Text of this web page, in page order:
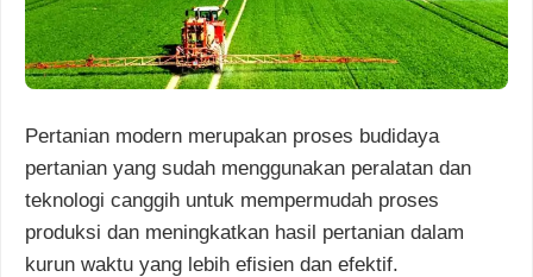
Pertanian modern merupakan proses budidaya
pertanian yang sudah menggunakan peralatan dan
teknologi canggih untuk mempermudah proses
produksi dan meningkatkan hasil pertanian dalam
kurun waktu yang lebih efisien dan efektif.